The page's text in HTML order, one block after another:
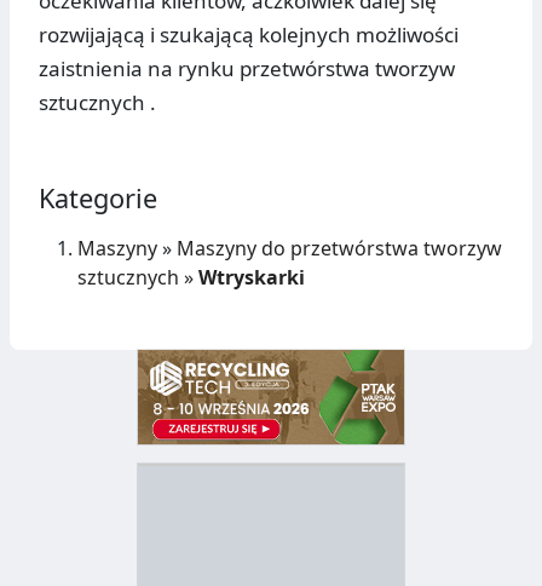
rozwijającą i szukającą kolejnych możliwości
zaistnienia na rynku przetwórstwa tworzyw
sztucznych .
Kategorie
Maszyny» Maszyny do przetwórstwa tworzyw
sztucznych »Wtryskarki